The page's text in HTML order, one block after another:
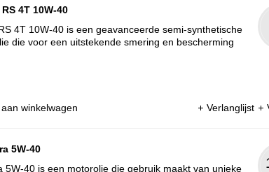
4T 10W-40
4T 10W-40 is een geavanceerde semi-synthetische
die voor een uitstekende smering en bescherming
winkelwagen Verlanglijst
5W-40
5W-40 is een motorolie die gebruik maakt van unieke